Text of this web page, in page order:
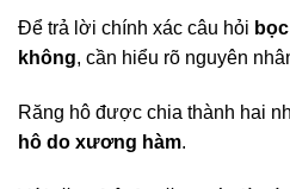
Để trả lời chính xác câu hỏi
không, cần hiểu rõ nguyên
Răng hô được chia thành hai
hô do xương hàm.